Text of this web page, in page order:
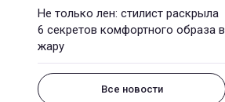
Не только лен: стилист раскрыла
6 секретов комфортного образа в
жару
Все новости